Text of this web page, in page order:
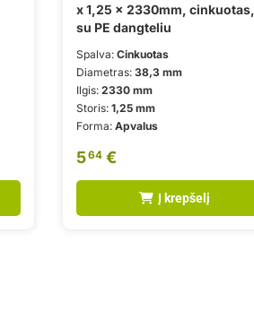
x 1,25 x 2330mm, cinkuotas,
su PE dangteliu
Spalva: Cinkuotas
Diametras: 38,3 mm
Ilgis: 2330 mm
Storis: 1,25 mm
Forma: Apvalus
564 €
Į krepšelį